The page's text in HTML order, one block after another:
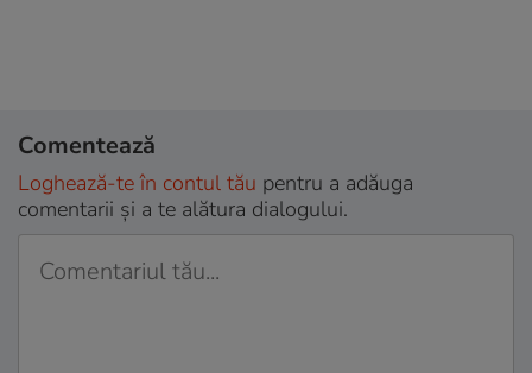
Comentează
Loghează-te în contul tău pentru a adăuga
comentarii și a te alătura dialogului.